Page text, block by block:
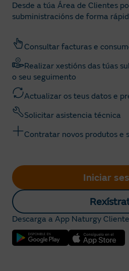
Desde a túa Área de Clientes
subministracións de forma
Consultar facturas e
Realizar xestións das túas
o seu seguimento
Actualizar os teus datos e
Solicitar asistencia técnica
Contratar novos produtos e
Iniciar
Descarga a App Naturgy